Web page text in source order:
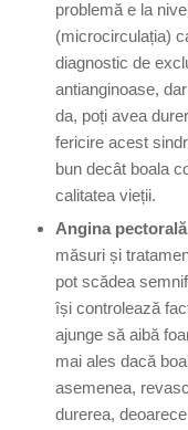
problemă e la
(microcirculația)
diagnostic de
antianginoase,
da, poți avea
fericire acest
bun decât boala
calitatea vieții.
Angina
măsuri și
pot scădea
își controlează
ajunge să aibă
mai ales dacă
asemenea,
durerea,